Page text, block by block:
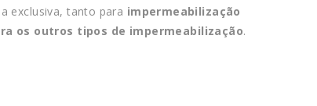
exclusiva, tanto para impermeabilização
os outros tipos de impermeabilização.